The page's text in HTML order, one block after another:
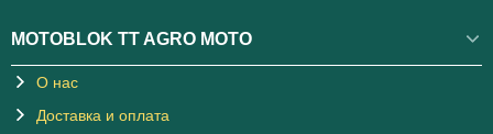
MOTOBLOK TT AGRO MOTO
О нас
Доставка и оплата